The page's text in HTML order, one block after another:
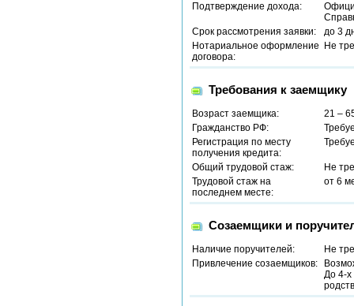
Подтверждение дохода:
Срок рассмотрения заявки:
до 3
Нотариальное оформление
договора:
Не
Требования к заемщику
Возраст заемщика:
21 –
Гражданство РФ:
Регистрация по месту
получения кредита:
Общий трудовой стаж:
Не
Трудовой стаж на
последнем месте:
от 6
Созаемщики и
Наличие поручителей:
Не
Привлечение созаемщиков:
До 4-х